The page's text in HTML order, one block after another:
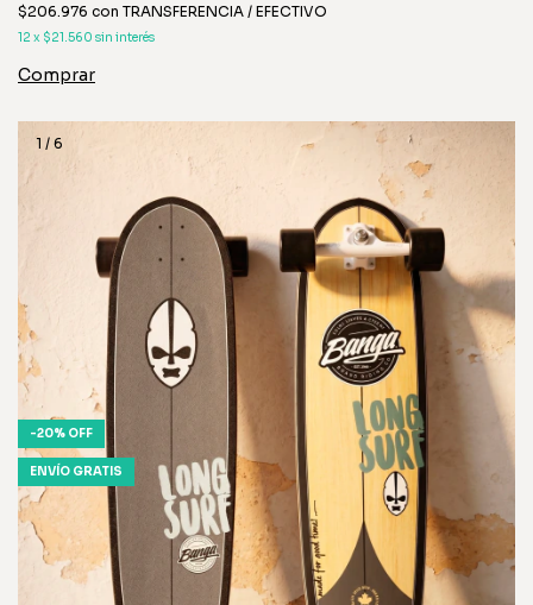
$206.976 con TRANSFERENCIA / EFECTIVO
12 x $21.560 sin interés
1 / 6
-20% OFF
ENVÍO GRATIS